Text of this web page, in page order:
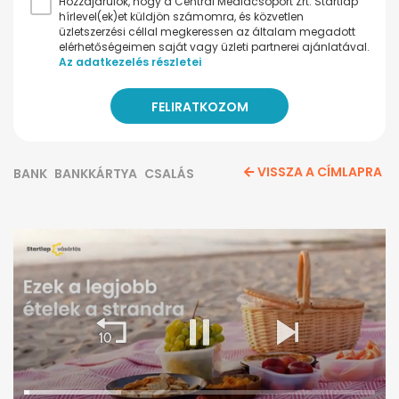
hírlevel(ek)et küldjön számomra, és közvetlen
üzletszerzési céllal megkeressen az általam megadott
elérhetőségeimen saját vagy üzleti partnerei ajánlatával.
Az adatkezelés részletei
BANK BANKKÁRTYA CSALÁS VISSZA A CÍMLAPRA